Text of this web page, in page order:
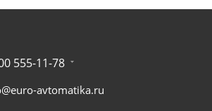
555-11-78
avtomatika.ru